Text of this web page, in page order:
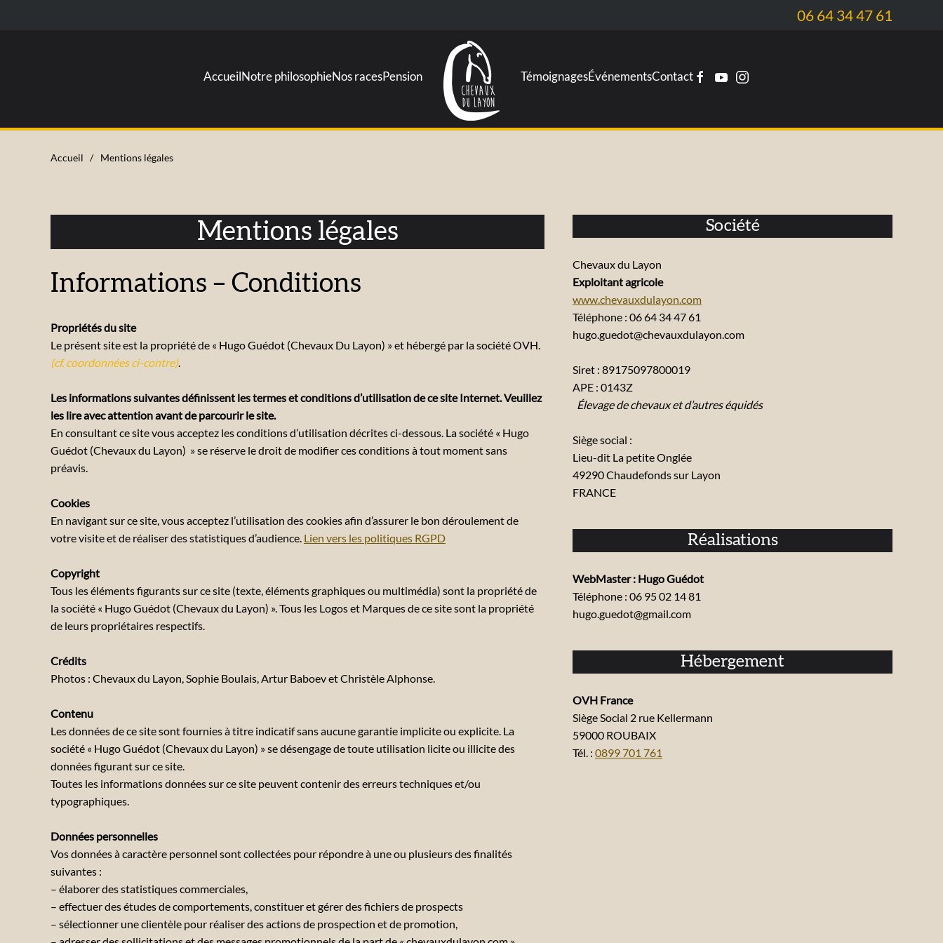
06 64 34 47 61
AccueilNotre philosophieNos racesPension TémoignagesÉvénementsContact
Accueil Mentions légales
Mentions légales
Informations – Conditions
Propriétés du site
Le présent site est la propriété de « Hugo Guédot (Chevaux Du Layon) » et hébergé par la société OVH.
(cf. coordonnées ci-contre).
Les informations suivantes définissent les termes et conditions d’utilisation de ce site Internet. Veuillez
les lire avec attention avant de parcourir le site.
En consultant ce site vous acceptez les conditions d’utilisation décrites ci-dessous. La société « Hugo
Guédot (Chevaux du Layon) » se réserve le droit de modifier ces conditions à tout moment sans
préavis.
Cookies
En navigant sur ce site, vous acceptez l’utilisation des cookies afin d’assurer le bon déroulement de
votre visite et de réaliser des statistiques d’audience. Lien vers les politiques RGPD
Copyright
Tous les éléments figurants sur ce site (texte, éléments graphiques ou multimédia) sont la propriété de
la société « Hugo Guédot (Chevaux du Layon) ». Tous les Logos et Marques de ce site sont la propriété
de leurs propriétaires respectifs.
Crédits
Photos : Chevaux du Layon, Sophie Boulais, Artur Baboev et Christèle Alphonse.
Contenu
Les données de ce site sont fournies à titre indicatif sans aucune garantie implicite ou explicite. La
société « Hugo Guédot (Chevaux du Layon) » se désengage de toute utilisation licite ou illicite des
données figurant sur ce site.
Toutes les informations données sur ce site peuvent contenir des erreurs techniques et/ou
typographiques.
Données personnelles
Vos données à caractère personnel sont collectées pour répondre à une ou plusieurs des finalités
suivantes :
– élaborer des statistiques commerciales,
– effectuer des études de comportements, constituer et gérer des fichiers de prospects
– sélectionner une clientèle pour réaliser des actions de prospection et de promotion,
Société
Chevaux du Layon
Exploitant agricole
www.chevauxdulayon.com
Téléphone : 06 64 34 47 61
hugo.guedot@chevauxdulayon.com
Siret : 89175097800019
APE : 0143Z
Élevage de chevaux et d’autres équidés
Siège social :
Lieu-dit La petite Onglée
49290 Chaudefonds sur Layon
FRANCE
Réalisations
WebMaster : Hugo Guédot
Téléphone : 06 95 02 14 81
hugo.guedot@gmail.com
Hébergement
OVH France
Siège Social 2 rue Kellermann
59000 ROUBAIX
Tél. : 0899 701 761